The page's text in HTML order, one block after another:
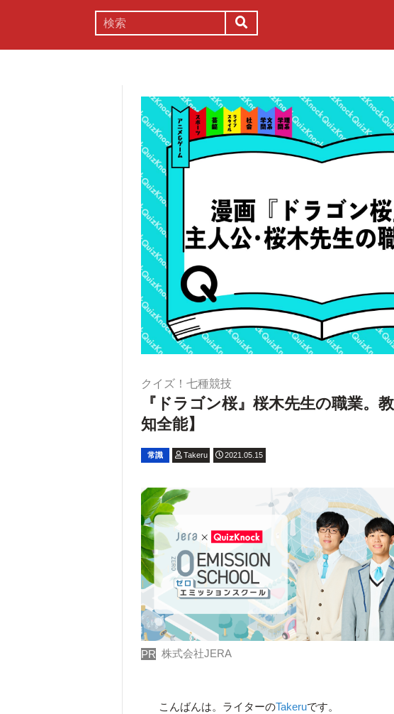
クイズ！七種競技
『ドラゴン桜』桜木先生の職業。
知全能】
常識 Takeru 2021.05.15
PR 株式会社JERA
こんばんは。ライターのTakeruです。